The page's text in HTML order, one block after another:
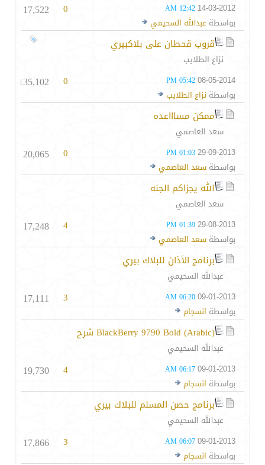
14-03-2012
12:42 AM
بواسطة عبدالله السحيمي
0
17,522
قروب قحطان على بلاكبيري
نزاع الطلايب
08-05-2014
05:42 PM
بواسطة نزاع الطلايب
0
135,102
ممكن مساااعده
سعد العاصمي
29-09-2013
01:03 PM
بواسطة سعد العاصمي
0
20,065
الله يجزاكم الجنه
سعد العاصمي
29-08-2013
01:39 PM
بواسطة سعد العاصمي
4
17,248
برنامج الأذان للبلاك بيري
عبدالله السحيمي
09-01-2013
06:20 AM
بواسطة انسجام
3
17,111
BlackBerry 9790 Bold (Arabic) شرح
عبدالله السحيمي
09-01-2013
06:17 AM
بواسطة انسجام
4
19,730
برنامج حصن المسلم للبلاك بيري
عبدالله السحيمي
09-01-2013
06:07 AM
بواسطة انسجام
3
17,866